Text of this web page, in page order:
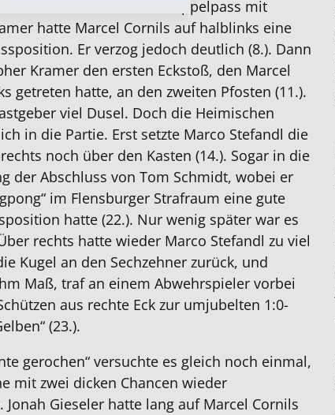
Weiche. Nach schönem Doppelpass mit
hatte Marcel Cornils auf halblinks eine
Er verzog jedoch deutlich (8.). Dann
Kramer den ersten Eckstoß, den Marcel
getreten hatte, an den zweiten Pfosten (11.).
viel Dusel. Doch die Heimischen
in die Partie. Erst setzte Marco Stefandl die
noch über den Kasten (14.). Sogar in die
der Abschluss von Tom Schmidt, wobei er
im Flensburger Strafraum eine gute
hatte (22.). Nur wenig später war es
rechts hatte wieder Marco Stefandl zu viel
Kugel an den Sechzehner zurück, und
Maß, traf an einem Abwehrspieler vorbei
aus rechte Eck zur umjubelten 1:0-
(23.).
gerochen“ versuchte es gleich noch einmal,
mit zwei dicken Chancen wieder
Jonah Gieseler hatte lang auf Marcel Cornils